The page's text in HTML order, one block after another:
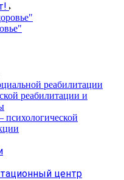
реабилитации
реабилитации и
психологической
центр